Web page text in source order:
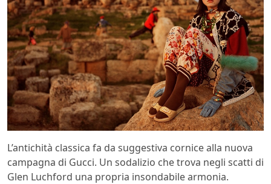
L’antichità classica fa da suggestiva cornice alla nuova
campagna di Gucci. Un sodalizio che trova negli scatti di
Glen Luchford una propria insondabile armonia.